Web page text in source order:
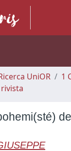
UniOR
1